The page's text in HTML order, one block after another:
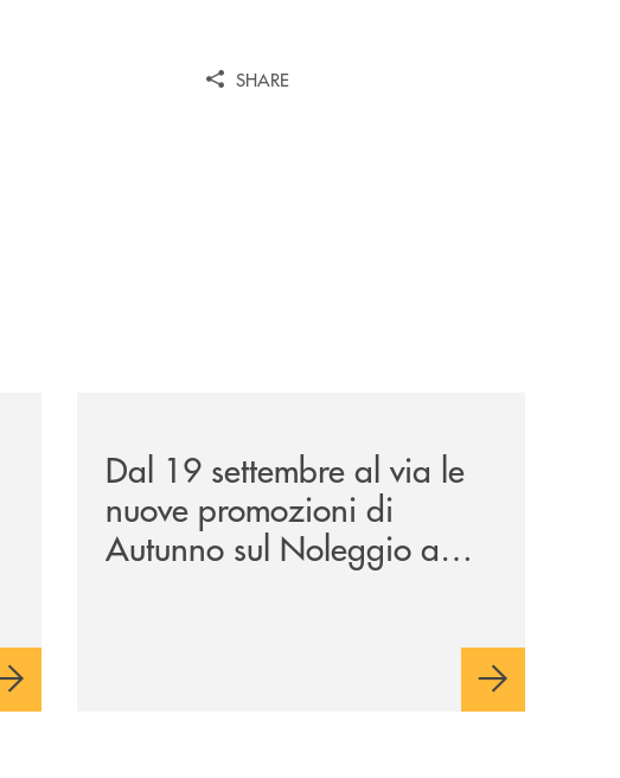
SHARE
Dal 19 settembre al via le
nuove promozioni di
Autunno sul Noleggio a